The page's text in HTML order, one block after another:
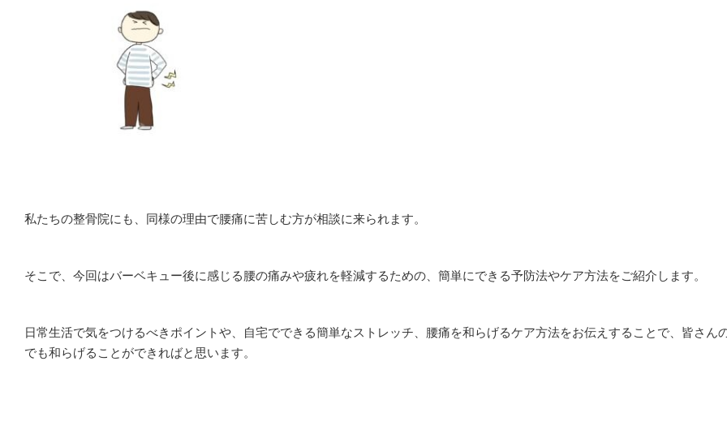
私たちの整骨院にも、同様の理由で腰痛に苦しむ方が相談に来られます。
そこで、今回はバーベキュー後に感じる腰の痛みや疲れを軽減するための、簡単にできる予防法やケア方法をご紹介します。
日常生活で気をつけるべきポイントや、自宅でできる簡単なストレッチ、腰痛を和らげるケア方法をお伝えすることで、皆さん
でも和らげることができればと思います。